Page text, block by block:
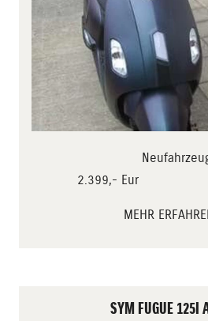
2.399,- Eur
MEHR
SYM FUGUE 125I